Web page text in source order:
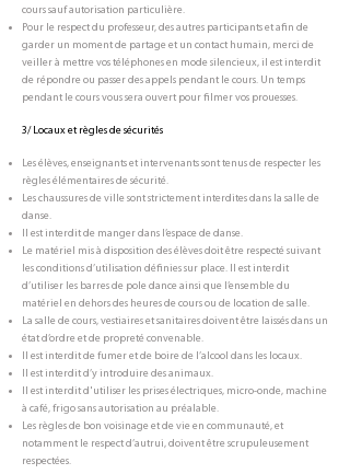
cours sauf autorisation particulière.
Pour le respect du professeur, des autres participants et afin de
garder un moment de partage et un contact humain, merci de
veiller à mettre vos téléphones en mode silencieux, il est interdit
de répondre ou passer des appels pendant le cours. Un temps
pendant le cours vous sera ouvert pour filmer vos prouesses.
3/ Locaux et règles de sécurités
Les élèves, enseignants et intervenants sont tenus de respecter les
règles élémentaires de sécurité.
Les chaussures de ville sont strictement interdites dans la salle de
danse.
Il est interdit de manger dans l’espace de danse.
Le matériel mis à disposition des élèves doit être respecté suivant
les conditions d’utilisation définies sur place. Il est interdit
d’utiliser les barres de pole dance ainsi que l’ensemble du
matériel en dehors des heures de cours ou de location de salle.
La salle de cours, vestiaires et sanitaires doivent être laissés dans un
état d’ordre et de propreté convenable.
Il est interdit de fumer et de boire de l’alcool dans les locaux.
Il est interdit d’y introduire des animaux.
Il est interdit d'utiliser les prises électriques, micro-onde, machine
à café, frigo sans autorisation au préalable.
Les règles de bon voisinage et de vie en communauté, et
notamment le respect d’autrui, doivent être scrupuleusement
respectées.